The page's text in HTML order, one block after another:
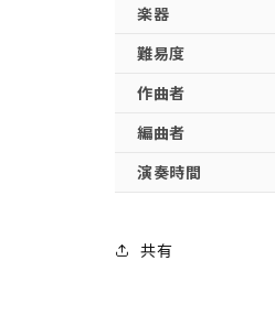
楽器
難易度
作曲者
編曲者
演奏時間
共有